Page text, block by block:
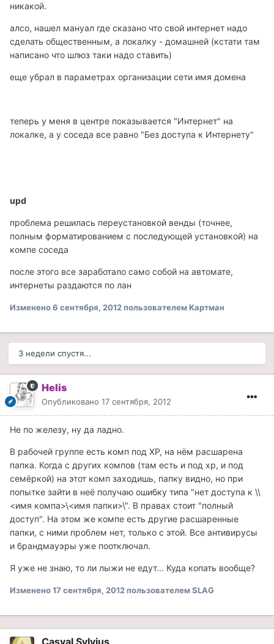
никакой.
алсо, нашел мануал где сказано что свой интернет надо
сделать общественным, а локалку - домашней (кстати там
написано что шлюз таки надо ставить)
еще убрал в параметрах организации сети имя домена
теперь у меня в центре показывается "Интернет" на
локалке, а у соседа все равно "Без доступа к Интернету"
upd
проблема решилась переустановкой венды (точнее,
полным форматированием с последующей установкой) на
компе соседа
после этого все заработало само собой на автомате,
интернеты раздаются по лан
Изменено6 сентября, 2012пользователем Картман
3 недели спустя...
Helis
Опубликовано 17 сентября, 2012
Не по железу, ну да ладно.
В рабочей группе есть комп под XP, на нём расшарена
папка. Когда с других компов (там есть и под xp, и под
семёркой) на этот комп заходишь, папку видно, но при
попытке зайти в неё получаю ошибку типа "нет доступа к \\
<имя компа>\<имя папки>\". В правах стоит "полный
доступ". На этом же компе есть другие расшаренные
папки, с ними проблем нет, только с этой. Все антивирусы
и брандмауэры уже поотключал.
Я уже не знаю, то ли лыжи не едут... Куда копать вообще?
Изменено17 сентября, 2012пользователем SLAG